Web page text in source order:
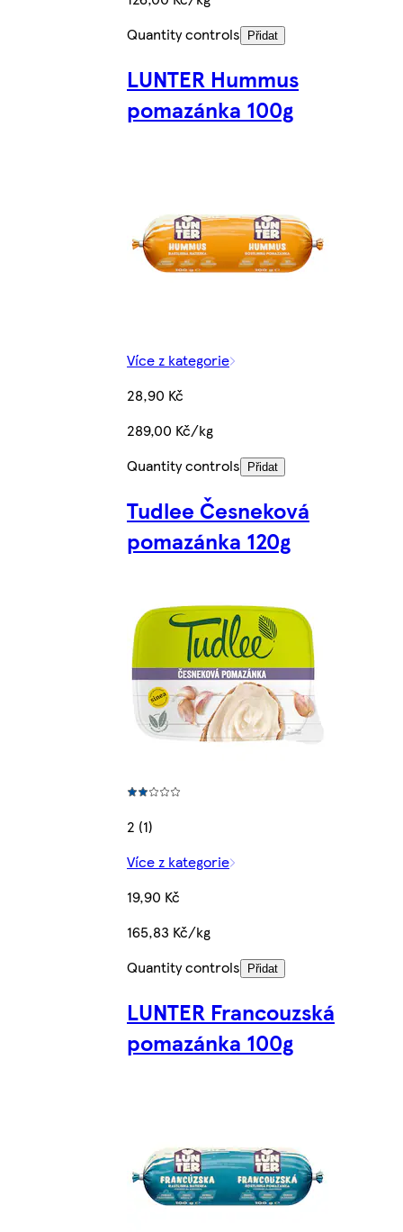
Quantity controls
Přidat
LUNTER Hummus
pomazánka 100g
Více z kategorie
28,90 Kč
289,00 Kč/kg
Quantity controls
Přidat
Tudlee Česneková
pomazánka 120g
2 (1)
Více z kategorie
19,90 Kč
165,83 Kč/kg
Quantity controls
Přidat
LUNTER Francouzská
pomazánka 100g